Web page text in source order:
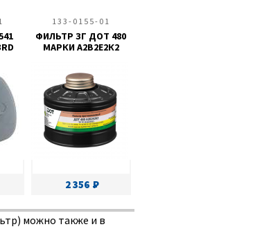
133-0155-01
ФИЛЬТР ЗГ ДОТ 480
МАРКИ А2В2Е2К2
2 356
можно также и в